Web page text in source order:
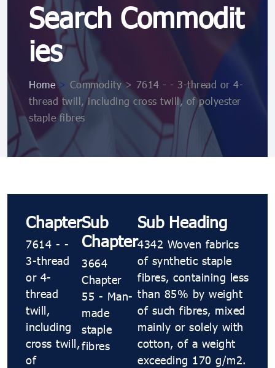
Search Commodit
ies
Home> Commodity > 7614 - - 3-thread or 4-
thread twill, including cross twill, of polyester
staple fibres
Chapter
7614 - -
3-thread
or 4-
thread
twill,
including
cross twill,
of
Sub
Chapter
3664
Chapter
55 - Man-
made
staple
fibres
Sub Heading
4342 Woven fabrics
of synthetic staple
fibres, containing less
than 85% by weight
of such fibres, mixed
mainly or solely with
cotton, of a weight
exceeding 170 g/m2.